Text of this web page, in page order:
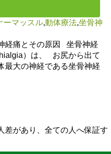
ーマッスル,動体療法,坐骨神
経痛とその原因 坐骨神経
）は、 お尻から出て
最大の神経である坐骨神経
があり、全ての人へ保証す